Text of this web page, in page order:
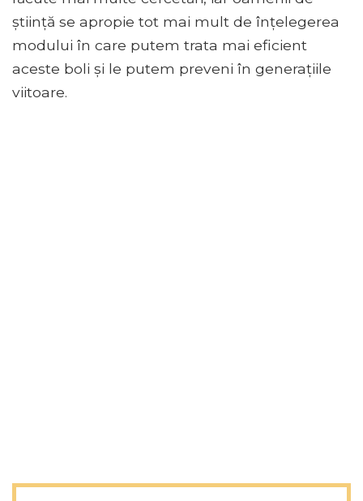
știință se apropie tot mai mult de înțelegerea
modului în care putem trata mai eficient
aceste boli și le putem preveni în generațiile
viitoare.